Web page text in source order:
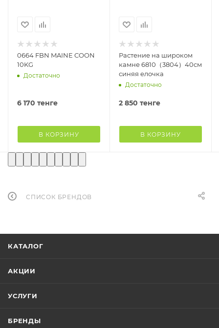
0664 FBN MAINE COON
10KG
Достаточно
6 170 тенге
В КОРЗИНУ
Растение на широком
камне 6810（3804）40см
синяя елочка
Достаточно
2 850 тенге
В КОРЗИНУ
СПИСОК БРЕНДОВ
КАТАЛОГ
АКЦИИ
УСЛУГИ
БРЕНДЫ